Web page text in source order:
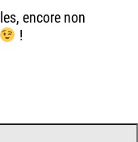
encore non
!